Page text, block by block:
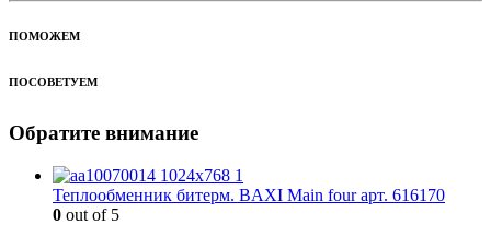
ПОМОЖЕМ
ПОСОВЕТУЕМ
Обратите внимание
Теплообменник битерм. BAXI Main four арт. 616170
0 out of 5